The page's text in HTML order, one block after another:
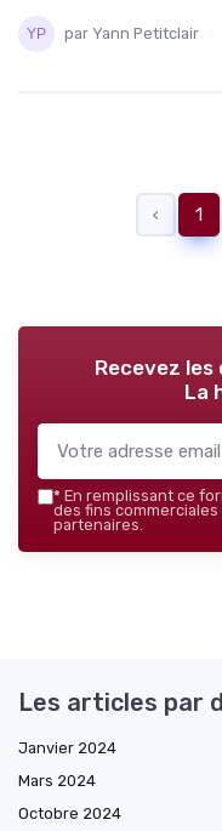
par Yann Petitclair
‹ 1
Recevez
La
* En remplissant ce
des fins
partenaires.
Les articles par
Janvier 2024
Mars 2024
Octobre 2024